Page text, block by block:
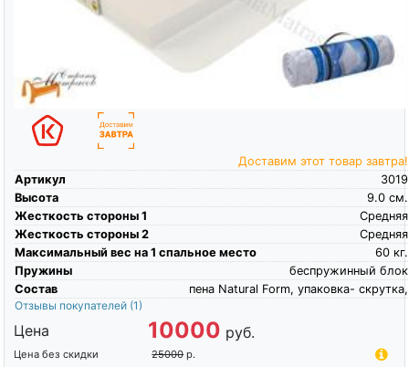
Доставим этот товар завтра!
Артикул
3019
Высота
см.
9.0
Жесткость стороны 1
Средняя
Жесткость стороны 2
Средняя
Максимальный вес на 1 спальное место
кг.
60
Пружины
беспружинный блок
Состав
пена Natural Form, упаковка- скрутка,
Отзывы покупателей (1)
Цена 10000 руб.
Цена без скидки 25000 р.